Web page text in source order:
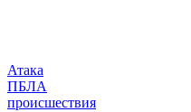
Атака
ПБЛА
происшествия